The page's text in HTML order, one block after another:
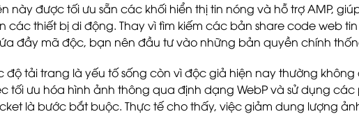
này được tối ưu sẵn các khối hiển thị tin nóng và hỗ trợ AMP,
các thiết bị di động. Thay vì tìm kiếm các bản share code web
đầy mã độc, bạn nên đầu tư vào những bản quyền chính
độ tải trang là yếu tố sống còn vì độc giả hiện nay thường
tối ưu hóa hình ảnh thông qua định dạng WebP và sử dụng
là bước bắt buộc. Thực tế cho thấy, việc giảm dung lượng